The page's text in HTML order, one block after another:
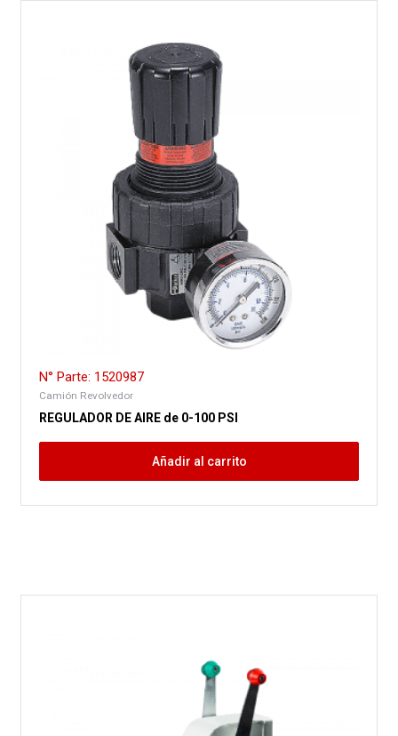
N° Parte: 1520987
Camión Revolvedor
REGULADOR DE AIRE de 0-100 PSI
Añadir al carrito